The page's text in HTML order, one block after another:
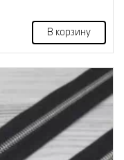
В корзину